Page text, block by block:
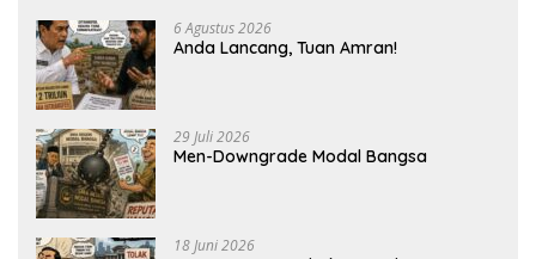
6 Agustus 2026
Anda Lancang, Tuan Amran!
29 Juli 2026
Men-Downgrade Modal Bangsa
18 Juni 2026